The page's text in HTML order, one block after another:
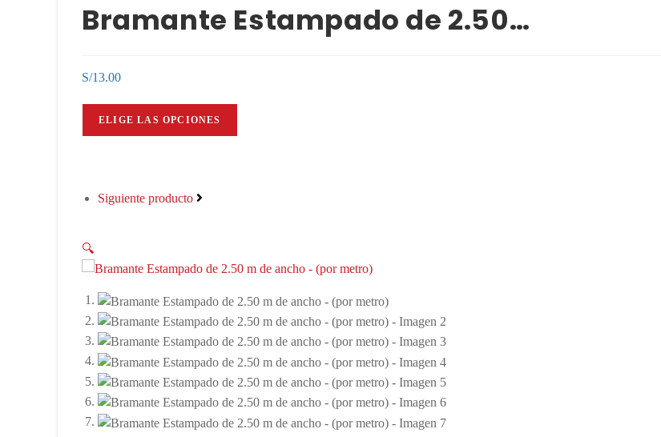
Bramante Estampado de 2.50…
S/13.00
ELIGE LAS OPCIONES
Siguiente producto
🔍